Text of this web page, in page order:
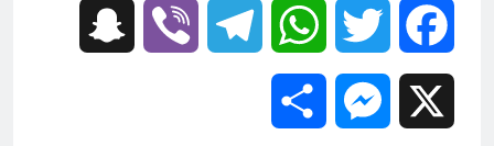
Facebook
Twitter
WhatsApp
Telegram
Viber
Messenger